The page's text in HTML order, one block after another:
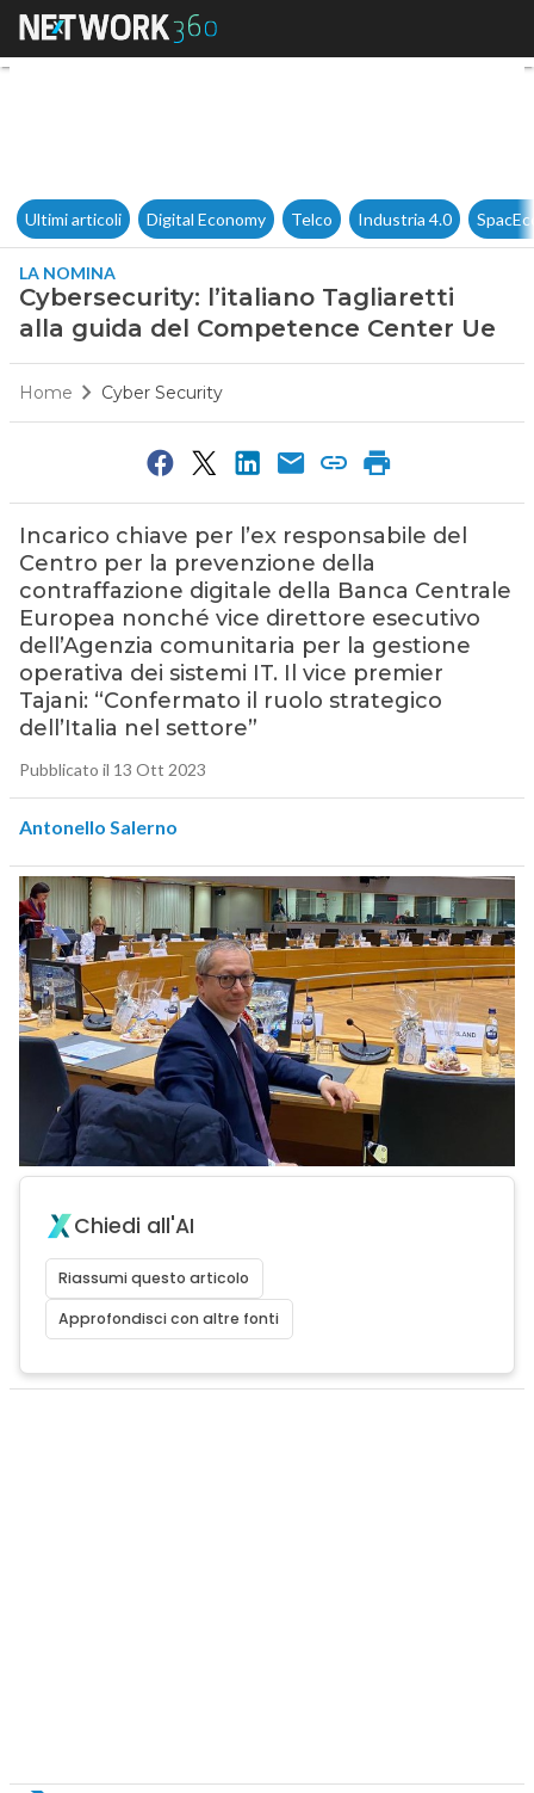
Cybersecurity: l’italiano
Ultimi articoli Digital Economy Telco Industria 4.0
LA NOMINA
Cybersecurity: l’italiano Tagliaretti
alla guida del Competence Center Ue
Home Cyber Security
Incarico chiave per l’ex responsabile del
Centro per la prevenzione della
contraffazione digitale della Banca Centrale
Europea nonché vice direttore esecutivo
dell’Agenzia comunitaria per la gestione
operativa dei sistemi IT. Il vice premier
Tajani: “Confermato il ruolo strategico
dell’Italia nel settore”
Pubblicato il 13 Ott 2023
Antonello Salerno
Chiedi all'AI
Riassumi questo articolo
Approfondisci con altre fonti